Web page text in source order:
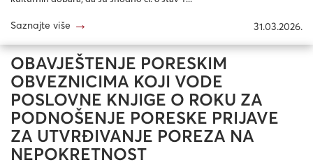
Saznajte više → 31.03.2026.
OBAVJEŠTENJE PORESKIM
OBVEZNICIMA KOJI VODE
POSLOVNE KNJIGE O ROKU ZA
PODNOŠENJE PORESKE PRIJAVE
ZA UTVRĐIVANJE POREZA NA
NEPOKRETNOST